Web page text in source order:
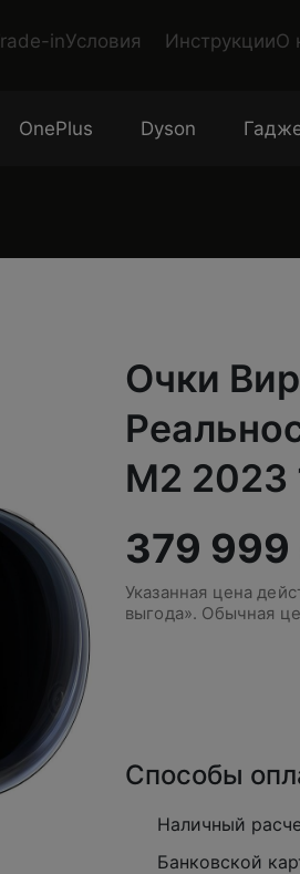
inУсловия ИнструкцииО
OnePlus Dyson
Очки
M2 2023
379 999
Указанная цена
выгода». Обычная
Способы
Наличный
Банковской